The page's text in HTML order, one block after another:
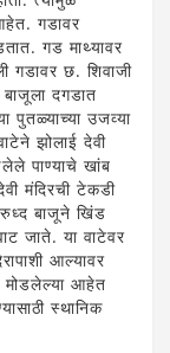
गडावर
गड माथ्यावर
गडावर छ. शिवाजी
बाजूला दगडात
पुतळ्याच्या उजव्या
झोलाई देवी
पाण्याचे खांब
मंदिरची टेकडी
बाजूने खिंड
जाते. या वाटेवर
आल्यावर
मोडलेल्या आहेत
स्थानिक